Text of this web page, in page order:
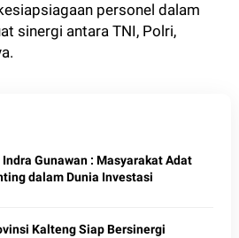
personel dalam
sinergi antara TNI, Polri,
Gunawan : Masyarakat Adat
dalam Dunia Investasi
Kalteng Siap Bersinergi